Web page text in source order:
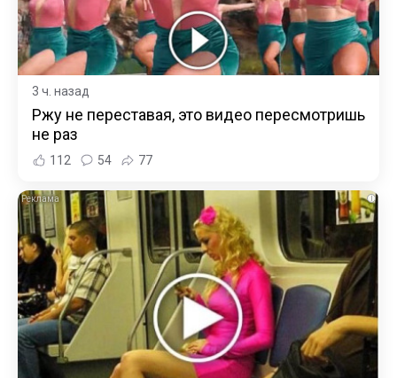
3 ч. назад
Ржу не переставая, это видео пересмотришь
не раз
112 54 77
i